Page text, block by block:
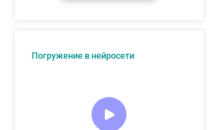
Погружение в нейросети